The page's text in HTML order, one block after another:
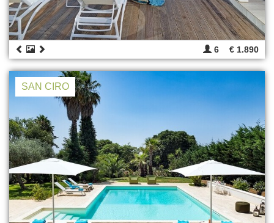
6 € 1.890
SAN CIRO